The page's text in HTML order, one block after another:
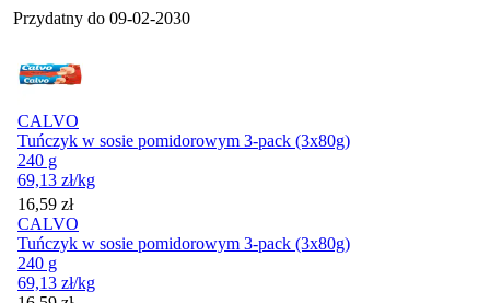
Przydatny do 09-02-2030
CALVO
Tuńczyk w sosie pomidorowym 3-pack (3x80g)
240 g
69,13 zł/kg
Cena
16,59 zł
CALVO
Tuńczyk w sosie pomidorowym 3-pack (3x80g)
240 g
69,13 zł/kg